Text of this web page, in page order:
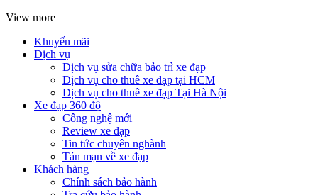
View more
Khuyến mãi
Dịch vụ
Dịch vụ sửa chữa bảo trì xe đạp
Dịch vụ cho thuê xe đạp tại HCM
Dịch vụ cho thuê xe đạp Tại Hà Nội
Xe đạp 360 độ
Công nghệ mới
Review xe đạp
Tin tức chuyên nghành
Tản mạn về xe đạp
Khách hàng
Chính sách bảo hành